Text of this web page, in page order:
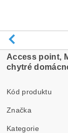
Access point,
chytré
Kód produktu
Značka
Kategorie